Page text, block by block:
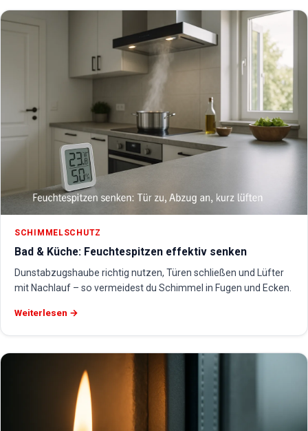
SCHIMMELSCHUTZ
Bad & Küche: Feuchtespitzen effektiv senken
Dunstabzugshaube richtig nutzen, Türen schließen und Lüfter
mit Nachlauf – so vermeidest du Schimmel in Fugen und Ecken.
Weiterlesen →